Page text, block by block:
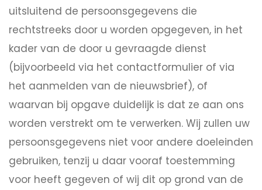
uitsluitend de persoonsgegevens die
rechtstreeks door u worden opgegeven, in het
kader van de door u gevraagde dienst
(bijvoorbeeld via het contactformulier of via
het aanmelden van de nieuwsbrief), of
waarvan bij opgave duidelijk is dat ze aan ons
worden verstrekt om te verwerken. Wij zullen uw
persoonsgegevens niet voor andere doeleinden
gebruiken, tenzij u daar vooraf toestemming
voor heeft gegeven of wij dit op grond van de